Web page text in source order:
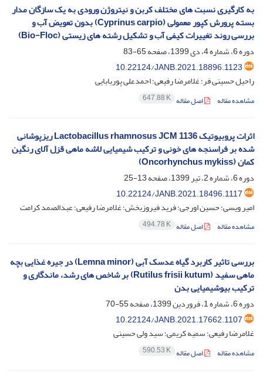
به کارگیری نسبت های مختلف کربن و نیتروژن ورودی به یک سازگان مدار
بسته پرورش کپور معمولی (Cyprinus carpio) بدون تعویض آب و
بررسی روند تغییرات کیفی آب و تشکیل رشته های زیستی (Bio-Floc)
دوره 6، شماره 4، دی 1399، صفحه
65-83
10.22124/JANB.2021.18896.1123
راحیل حسینی فر؛ غلامرضا رفیعی؛ احمدعلی پوربابایی
مشاهده مقاله اصل مقاله 647.88 K
اثرات پروبیوتیک Lactobacillus rhamnosus JCM 1136 ریزپوشانی
شده بر فراسنجه های خونی و ترکیب شیمیایی لاشه ماهی قزل آلای رنگین
کمان (Oncorhynchus mykiss)
دوره 6، شماره 2، تیر 1399، صفحه
13-25
10.22124/JANB.2021.18496.1117
امیر ویسی؛ حسین اورجی؛ فرید فیروزبخش؛ غلامرضا رفیعی؛ عبدالصمد کرامت
مشاهده مقاله اصل مقاله 494.78 K
بررسی تاثیر کاربرد گیاه عدسک آبی (Lemna minor) در جیره غذایی بچه
ماهی سفید (Rutilus frisii kutum) بر شاخص های رشد، ماندگاری و
ترکیب بیوشیمیایی بدن
دوره 6، شماره 1، فروردین 1399، صفحه
55-70
10.22124/JANB.2021.17662.1107
غلامرضا رفیعی؛ سمیه کریمی؛ سید ولی حسینی
مشاهده مقاله اصل مقاله 590.53 K